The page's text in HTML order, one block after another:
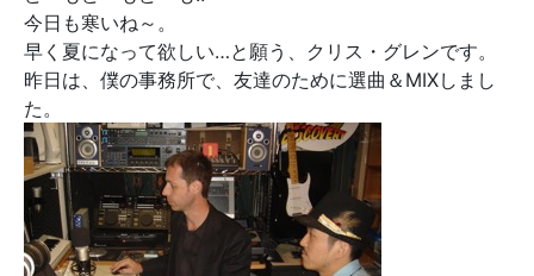
今日も寒いね～。
早く夏になって欲しい…と願う、クリス・グレンです。
昨日は、僕の事務所で、友達のために選曲＆MIXしまし
た。